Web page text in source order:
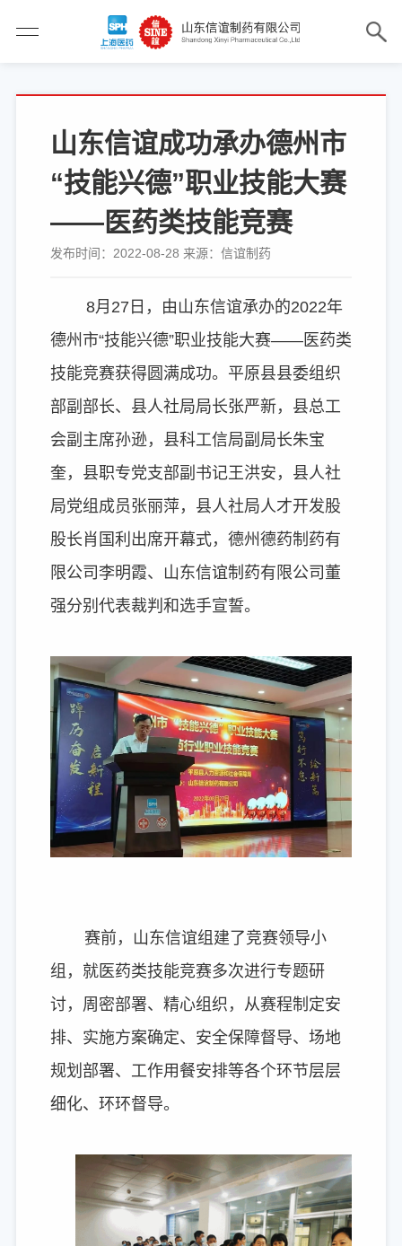
山东信谊成功承办德州市
“技能兴德”职业技能大赛
——医药类技能竞赛
发布时间：2022-08-28 来源：信谊制药
8月27日，由山东信谊承办的2022年
德州市“技能兴德”职业技能大赛——医药类
技能竞赛获得圆满成功。平原县县委组织
部副部长、县人社局局长张严新，县总工
会副主席孙逊，县科工信局副局长朱宝
奎，县职专党支部副书记王洪安，县人社
局党组成员张丽萍，县人社局人才开发股
股长肖国利出席开幕式，德州德药制药有
限公司李明霞、山东信谊制药有限公司董
强分别代表裁判和选手宣誓。
赛前，山东信谊组建了竞赛领导小
组，就医药类技能竞赛多次进行专题研
讨，周密部署、精心组织，从赛程制定安
排、实施方案确定、安全保障督导、场地
规划部署、工作用餐安排等各个环节层层
细化、环环督导。